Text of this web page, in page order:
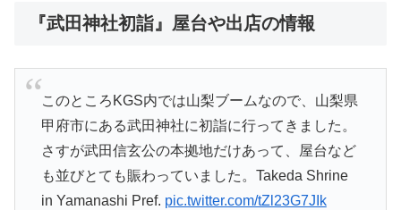
『武田神社初詣』屋台や出店の情報
このところKGS内では山梨ブームなので、山梨県
甲府市にある武田神社に初詣に行ってきました。
さすが武田信玄公の本拠地だけあって、屋台など
も並びとても賑わっていました。Takeda Shrine
in Yamanashi Pref. pic.twitter.com/tZl23G7JIk